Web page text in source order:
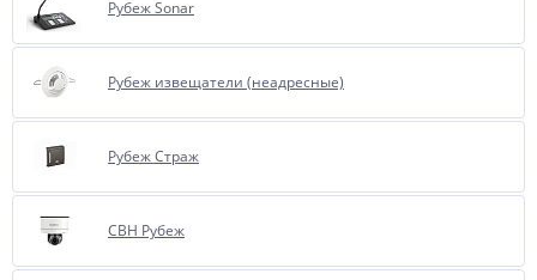
Рубеж Sonar
Рубеж извещатели (неадресные)
Рубеж Страж
СВН Рубеж